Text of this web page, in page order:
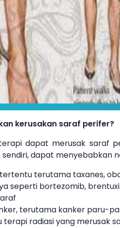
kerusakan saraf perifer?
dapat merusak saraf
dapat menyebabkan
terutama taxanes,
seperti bortezomib,
terutama kanker paru-
terapi radiasi yang merusak